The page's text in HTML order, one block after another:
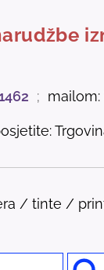
; mailom:
/ tinte /